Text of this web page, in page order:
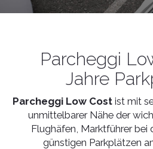
Parcheggi
Jahre
Parcheggi Low Cost ist mit
unmittelbarer Nähe der
Flughäfen, Marktführer bei
günstigen Parkplätzen